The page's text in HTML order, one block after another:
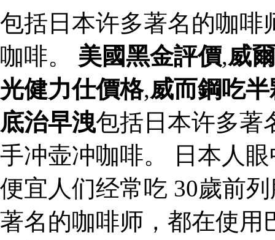
包括日本许多著名的咖啡
咖啡。 美國黑金評價,威
光健力仕價格,威而鋼吃
底治早洩包括日本许多著
手冲壶冲咖啡。 日本人
便宜人们经常吃 30歲前
著名的咖啡师，都在使用